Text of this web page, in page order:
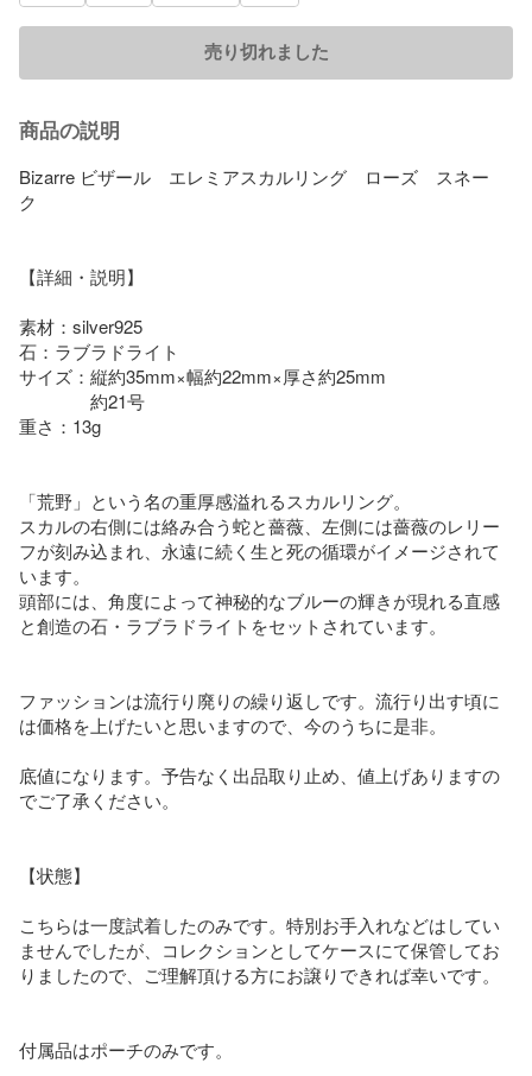
売り切れました
商品の説明
Bizarre ビザール　エレミアスカルリング　ローズ　スネー
ク
【詳細・説明】
素材：silver925
石：ラブラドライト
サイズ：縦約35mm×幅約22mm×厚さ約25mm
約21号
重さ：13g
「荒野」という名の重厚感溢れるスカルリング。
スカルの右側には絡み合う蛇と薔薇、左側には薔薇のレリー
フが刻み込まれ、永遠に続く生と死の循環がイメージされて
います。
頭部には、角度によって神秘的なブルーの輝きが現れる直感
と創造の石・ラブラドライトをセットされています。
ファッションは流行り廃りの繰り返しです。流行り出す頃に
は価格を上げたいと思いますので、今のうちに是非。
底値になります。予告なく出品取り止め、値上げありますの
でご了承ください。
【状態】
こちらは一度試着したのみです。特別お手入れなどはしてい
ませんでしたが、コレクションとしてケースにて保管してお
りましたので、ご理解頂ける方にお譲りできれば幸いです。
付属品はポーチのみです。